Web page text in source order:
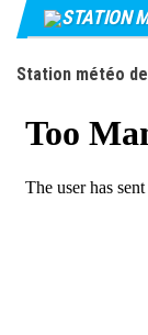
STATION
Station météo